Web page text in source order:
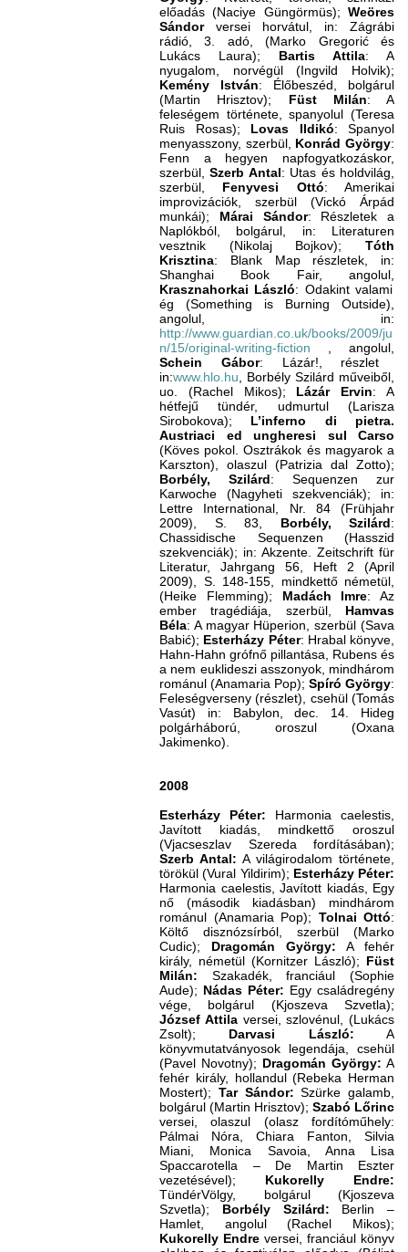
előadás (Naciye Güngörmüs); Weöres
Sándor versei horvátul, in: Zágrábi
rádió, 3. adó, (Marko Gregorić és
Lukács Laura); Bartis Attila: A
nyugalom, norvégül (Ingvild Holvik);
Kemény István: Élőbeszéd, bolgárul
(Martin Hrisztov); Füst Milán: A
feleségem története, spanyolul (Teresa
Ruis Rosas); Lovas Ildikó: Spanyol
menyasszony, szerbül, Konrád György:
Fenn a hegyen napfogyatkozáskor,
szerbül,Szerb Antal: Utas és holdvilág,
szerbül, Fenyvesi Ottó: Amerikai
improvizációk, szerbül (Vickó Árpád
munkái); Márai Sándor: Részletek a
Naplókból, bolgárul, in: Literaturen
vesztnik (Nikolaj Bojkov); Tóth
Krisztina: Blank Map részletek, in:
Shanghai Book Fair, angolul,
Krasznahorkai László: Odakint valami
ég (Something is Burning Outside),
angolul, in:
http://www.guardian.co.uk/books/2009/ju
n/15/original-writing-fiction , angolul,
Schein Gábor: Lázár!, részlet
in:www.hlo.hu , Borbély Szilárd műveiből,
uo. (Rachel Mikos); Lázár Ervin: A
hétfejű tündér, udmurtul (Larisza
Sirobokova); L’inferno di pietra.
Austriaci ed ungheresi sul Carso
(Köves pokol. Osztrákok és magyarok a
Karszton), olaszul (Patrizia dal Zotto);
Borbély, Szilárd: Sequenzen zur
Karwoche (Nagyheti szekvenciák); in:
Lettre International, Nr. 84 (Frühjahr
2009), S. 83, Borbély, Szilárd:
Chassidische Sequenzen (Hasszid
szekvenciák); in: Akzente. Zeitschrift für
Literatur, Jahrgang 56, Heft 2 (April
2009), S. 148-155, mindkettő németül,
(Heike Flemming); Madách Imre: Az
ember tragédiája, szerbül, Hamvas
Béla: A magyar Hüperion, szerbül (Sava
Babić); Esterházy Péter: Hrabal könyve,
Hahn-Hahn grófnő pillantása, Rubens és
a nem euklideszi asszonyok, mindhárom
románul (Anamaria Pop); Spíró György:
Feleségverseny (részlet), csehül (Tomás
Vasút) in: Babylon, dec. 14. Hideg
polgárháború, oroszul (Oxana
Jakimenko).
2008
Esterházy Péter: Harmonia caelestis,
Javított kiadás, mindkettő oroszul
(Vjacseszlav Szereda fordításában);
Szerb Antal: A világirodalom története,
törökül (Vural Yildirim); Esterházy Péter:
Harmonia caelestis, Javított kiadás, Egy
nő (második kiadásban) mindhárom
románul (Anamaria Pop); Tolnai Ottó:
Költő disznózsírból, szerbül (Marko
Cudic); Dragomán György: A fehér
király, németül (Kornitzer László); Füst
Milán: Szakadék, franciául (Sophie
Aude); Nádas Péter: Egy családregény
vége, bolgárul (Kjoszeva Szvetla);
József Attilaversei, szlovénul, (Lukács
Zsolt); Darvasi László: A
könyvmutatványosok legendája, csehül
(Pavel Novotny); Dragomán György: A
fehér király, hollandul (Rebeka Herman
Mostert); Tar Sándor: Szürke galamb,
bolgárul (Martin Hrisztov); Szabó Lőrinc
versei, olaszul (olasz fordítóműhely:
Pálmai Nóra, Chiara Fanton, Silvia
Miani, Monica Savoia, Anna Lisa
Spaccarotella – De Martin Eszter
vezetésével); Kukorelly Endre:
TündérVölgy, bolgárul (Kjoszeva
Szvetla); Borbély Szilárd: Berlin –
Hamlet, angolul (Rachel Mikos);
Kukorelly Endre versei, franciául könyv